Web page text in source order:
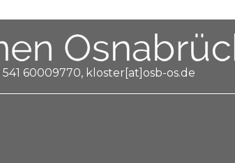
541 60009770, kloster[at]osb-os.de